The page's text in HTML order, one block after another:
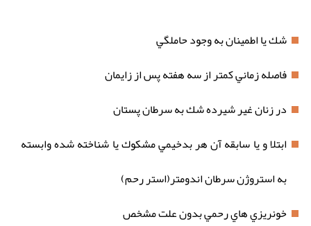
شك يا اطمينان به وجود حاملگي
فاصله زماني كمتر از سه هفته پس از زايمان
در زنان غير شيرده شك به سرطان پستان
ابتلا و يا سابقه آن هر بدخيمي مشكوك يا شناخته شده وابسته
به استروژن سرطان اندومتر(استر رحم)
خونريزي هاي رحمي بدون علت مشخص